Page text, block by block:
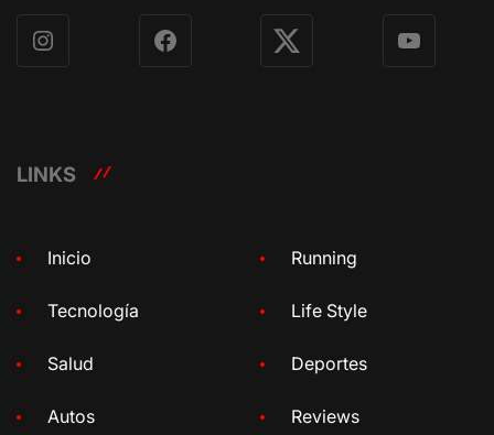
Instagram Facebook X YouTube
LINKS
Inicio Running
Tecnología Life Style
Salud Deportes
Autos Reviews